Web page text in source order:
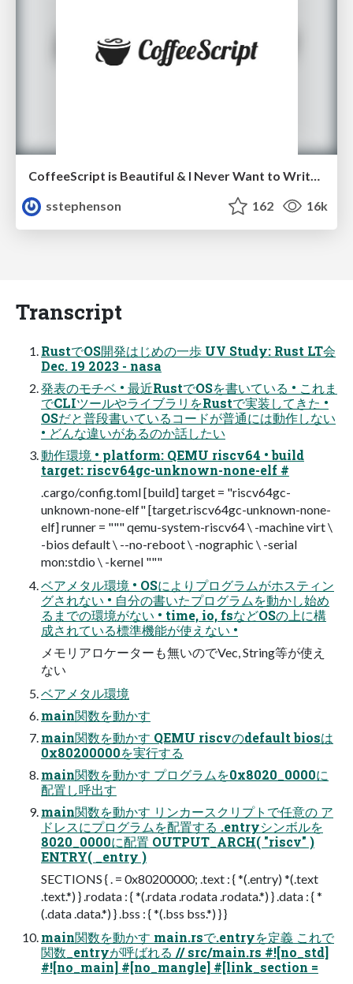
sstephenson
162 16k
Transcript
RustでOS開発はじめの一歩 UV Study: Rust LT会
Dec. 19 2023 - nasa
発表のモチベ • 最近RustでOSを書いている • これま
でCLIツールやライブラリをRustで実装してきた •
OSだと普段書いているコードが普通には動作しない
• どんな違いがあるのか話したい
動作環境 • platform: QEMU riscv64 • build
target: riscv64gc-unknown-none-elf #
.cargo/config.toml [build] target = "riscv64gc-
unknown-none-elf" [target.riscv64gc-unknown-none-
elf] runner = """ qemu-system-riscv64 \ -machine virt \
-bios default \ --no-reboot \ -nographic \ -serial
mon:stdio \ -kernel """
ベアメタル環境 • OSによりプログラムがホスティン
グされない • 自分の書いたプログラムを動かし始め
るまでの環境がない • time, io, fsなどOSの上に構
成されている標準機能が使えない •
メモリアロケーターも無いのでVec, String等が使え
ない
ベアメタル環境
main関数を動かす
main関数を動かす QEMU riscvのdefault biosは
0x80200000を実行する
main関数を動かす プログラムを0x8020_0000に
配置し呼出す
main関数を動かす リンカースクリプトで任意の ア
ドレスにプログラムを配置する .entryシンボルを
8020_0000に配置 OUTPUT_ARCH( "riscv" )
ENTRY( _entry )
SECTIONS { . = 0x80200000; .text : { *(.entry) *(.text
.text.*) } .rodata : { *(.rdata .rodata .rodata.*) } .data : { *
(.data .data.*) } .bss : { *(.bss bss.*) } }
main関数を動かす main.rsで.entryを定義 これで
関数_entryが呼ばれる // src/main.rs #![no_std]
#![no_main] #[no_mangle] #[link_section =